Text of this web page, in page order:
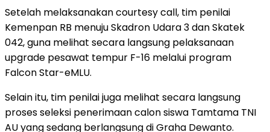
Setelah melaksanakan courtesy call, tim penilai
Kemenpan RB menuju Skadron Udara 3 dan Skatek
042, guna melihat secara langsung pelaksanaan
upgrade pesawat tempur F-16 melalui program
Falcon Star-eMLU.
Selain itu, tim penilai juga melihat secara langsung
proses seleksi penerimaan calon siswa Tamtama TNI
AU yang sedang berlangsung di Graha Dewanto.